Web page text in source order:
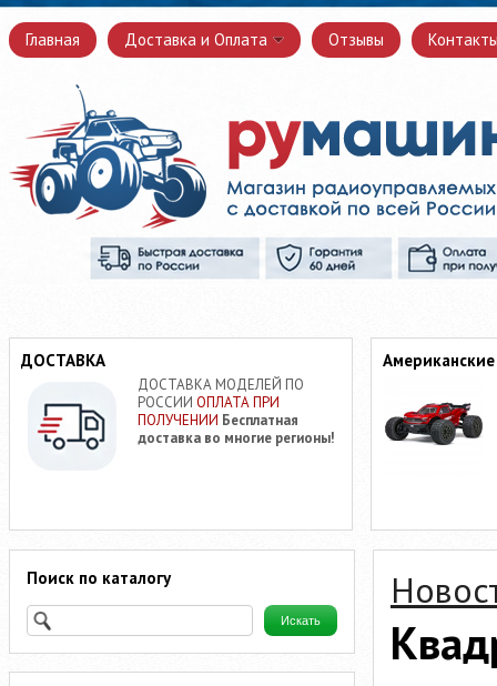
Главная Доставка и Оплата Отзывы
ДОСТАВКА
ДОСТАВКА МОДЕЛЕЙ ПО
РОССИИ ОПЛАТА ПРИ
ПОЛУЧЕНИИ Бесплатная
доставка во многие регионы!
Поиск по каталогу